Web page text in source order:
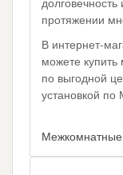
протяжении
В интернет-
можете
по выгодной
установкой по